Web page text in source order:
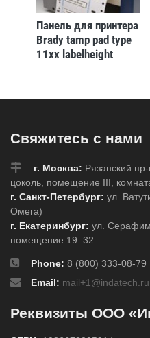
Панель для принтера
Brady tamp pad type
11xx labelheight
Свяжитесь с нами
г. Москва: Рязанский
цоколь, помещение III,
г. Санкт-Петербург: ул.
Омега)
г. Екатеринбург: ул.
помещение 19–32
Phone: 8 (800) 333-08-79
Email: mail+1@indatech.ru
Реквизиты ООО